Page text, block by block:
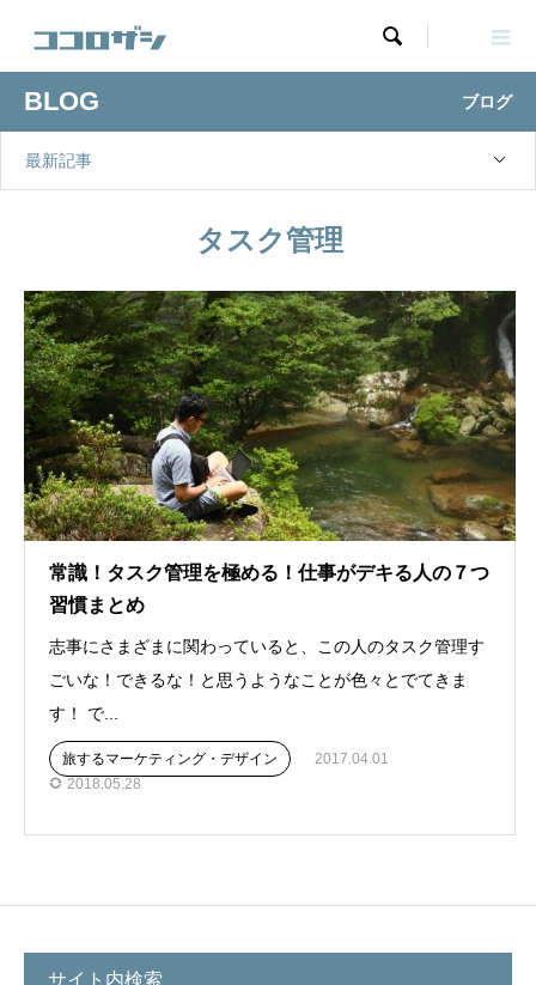

BLOG ブログ
最新記事
タスク管理
常識！タスク管理を極める！仕事がデキる人の７つ
習慣まとめ
志事にさまざまに関わっていると、この人のタスク管理す
ごいな！できるな！と思うようなことが色々とでてきま
す！ で...
旅するマーケティング・デザイン
2017.04.01
2018.05.28
サイト内検索